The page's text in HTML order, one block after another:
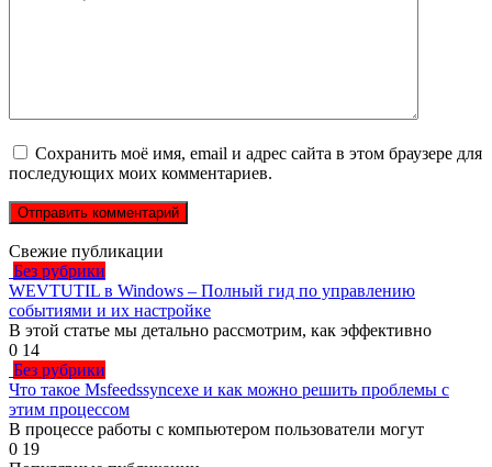
Сохранить моё имя, email и адрес сайта в этом браузере для
последующих моих комментариев.
Свежие публикации
Без рубрики
WEVTUTIL в Windows – Полный гид по управлению
событиями и их настройке
В этой статье мы детально рассмотрим, как эффективно
0 14
Без рубрики
Что такое Msfeedssyncexe и как можно решить проблемы с
этим процессом
В процессе работы с компьютером пользователи могут
0 19